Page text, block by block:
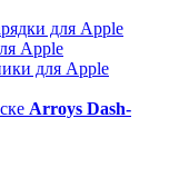
для Apple
Apple
для Apple
Arroys Dash-